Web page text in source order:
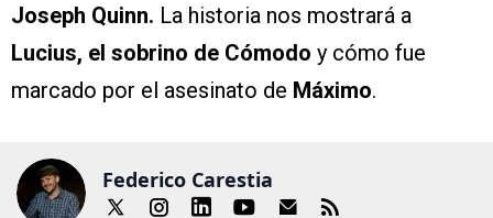
Joseph Quinn. La historia nos mostrará a
Lucius, el sobrino de Cómodo y cómo fue
marcado por el asesinato de Máximo.
Federico Carestia